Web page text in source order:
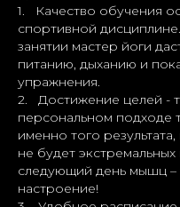
1. Качество обучения
спортивной
занятии мастер йоги
питанию, дыханию и
упражнения.
2. Достижение целей -
персональном подходе
именно того
не будет
следующий день мышц –
настроение!